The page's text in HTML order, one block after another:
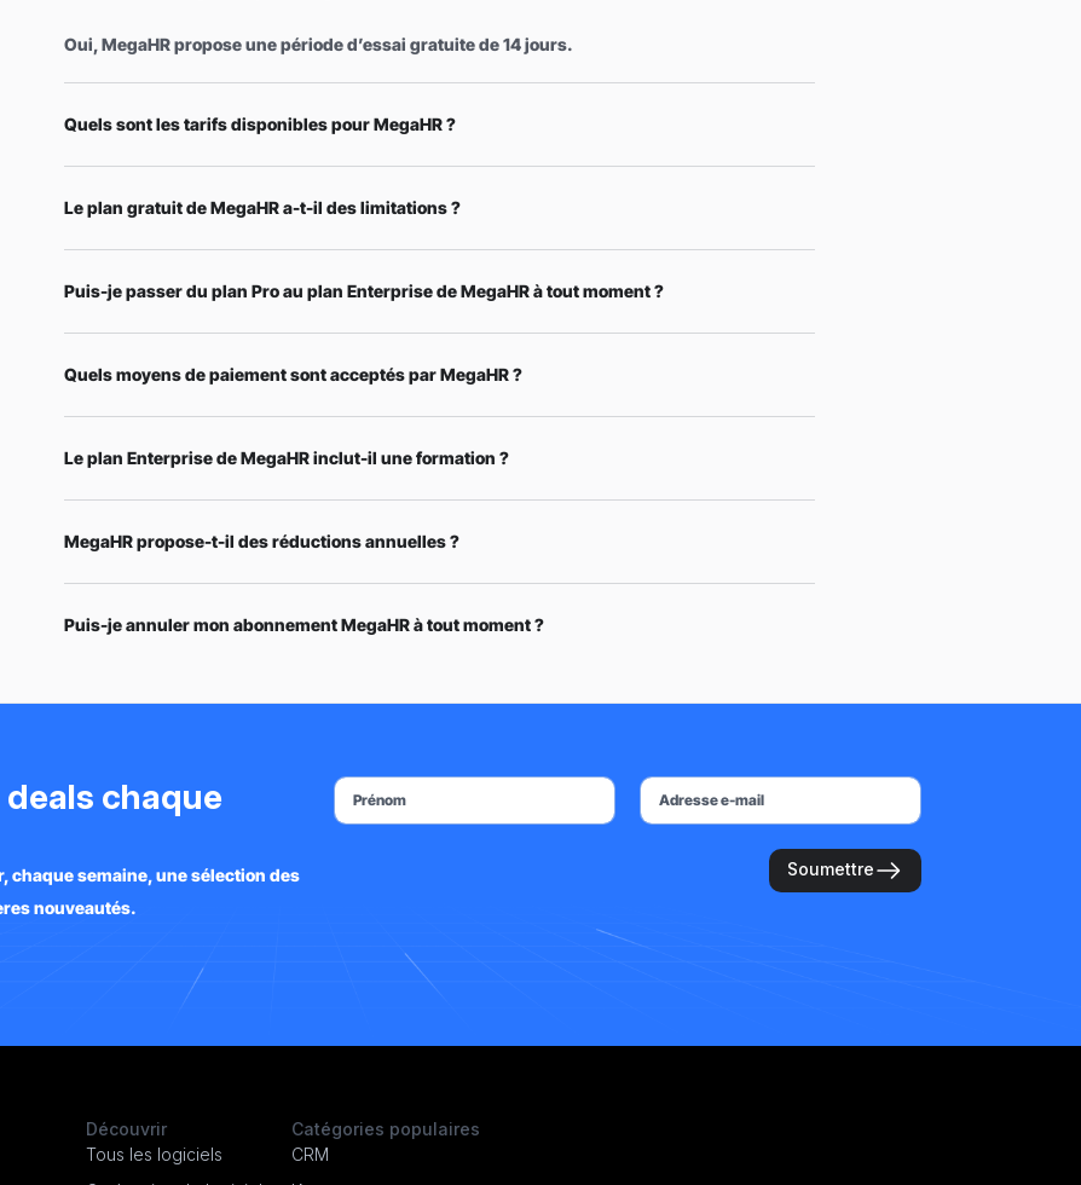
Oui, MegaHR propose une période d’essai gratuite de 14 jours.
Quels sont les tarifs disponibles pour MegaHR ?
Le plan gratuit de MegaHR a-t-il des limitations ?
Puis-je passer du plan Pro au plan Enterprise de MegaHR à tout moment ?
Quels moyens de paiement sont acceptés par MegaHR ?
Le plan Enterprise de MegaHR inclut-il une formation ?
MegaHR propose-t-il des réductions annuelles ?
Puis-je annuler mon abonnement MegaHR à tout moment ?
chaque
semaine, une sélection des
nouveautés.
Soumettre
Découvrir
Tous les logiciels
Catégories populaires
CRM